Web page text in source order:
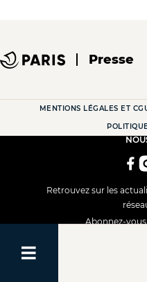
Presse
MENTIONS LÉGALES ET
Retrouvez sur les
Abonnez-